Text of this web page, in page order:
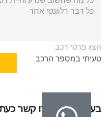
הצג פרטי רכב
טעיתי במספר הרכב
בעיות בגיר? צרו קשר כעת!